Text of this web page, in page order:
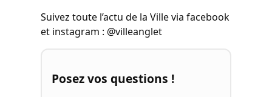
Suivez toute l’actu de la Ville via facebook
et instagram : @villeanglet
Posez vos questions !